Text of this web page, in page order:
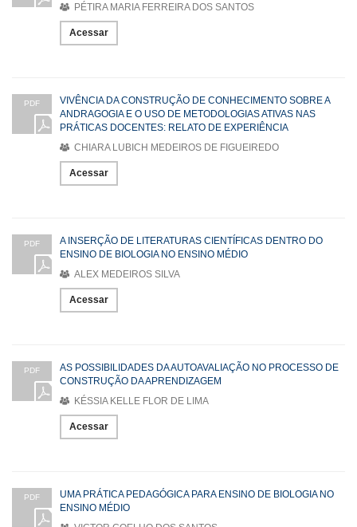
PÉTIRA MARIA FERREIRA DOS SANTOS
Acessar
PDF
VIVÊNCIA DA CONSTRUÇÃO DE CONHECIMENTO SOBRE A
ANDRAGOGIA E O USO DE METODOLOGIAS ATIVAS NAS
PRÁTICAS DOCENTES: RELATO DE EXPERIÊNCIA
CHIARA LUBICH MEDEIROS DE FIGUEIREDO
Acessar
PDF
A INSERÇÃO DE LITERATURAS CIENTÍFICAS DENTRO DO
ENSINO DE BIOLOGIA NO ENSINO MÉDIO
ALEX MEDEIROS SILVA
Acessar
PDF
AS POSSIBILIDADES DA AUTOAVALIAÇÃO NO PROCESSO DE
CONSTRUÇÃO DA APRENDIZAGEM
KÉSSIA KELLE FLOR DE LIMA
Acessar
PDF
UMA PRÁTICA PEDAGÓGICA PARA ENSINO DE BIOLOGIA NO
ENSINO MÉDIO